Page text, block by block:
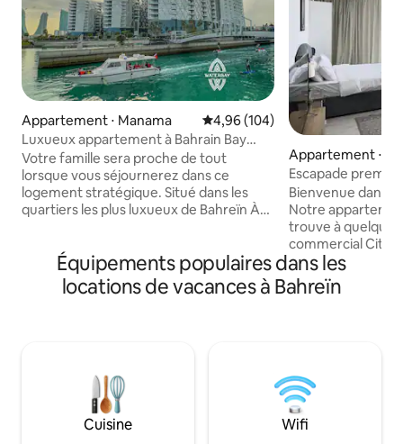
Appartement ⋅ Manama Évaluation moyenne sur la
4,96 (104)
Luxueux appartement à Bahrain Bay
« Vue sur le Four Seasons »
Votre famille sera proche de tout
lorsque vous séjournerez dans ce
logement stratégique. Situé dans les
quartiers les plus luxueux de Bahreïn À
restaurants et des cafés dans le quartier
et un bateau-taxi qui vous emmène au
complexe de l'avenue dans la zone
événements. Tout cela est à une minute
à pied de l'hébergement seulement.
C'est l'un des quartiers les plus
recherchés par les touristes qui veulent
Appartement ⋅
Escapade
panoramique sur
Bienvenue dans
Notre
trouve à
commercial City
ville, ce qui le
les attractions
restaurants. Caractéristiques : - Lit
minutes du
Centre, du
centre
commercial
Équipements populaires dans les
locations de vacances à Bahreïn
Cuisine Wifi